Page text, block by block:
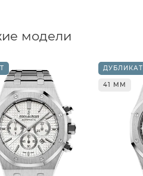
модели
ДУБЛИКАТ
41 ММ